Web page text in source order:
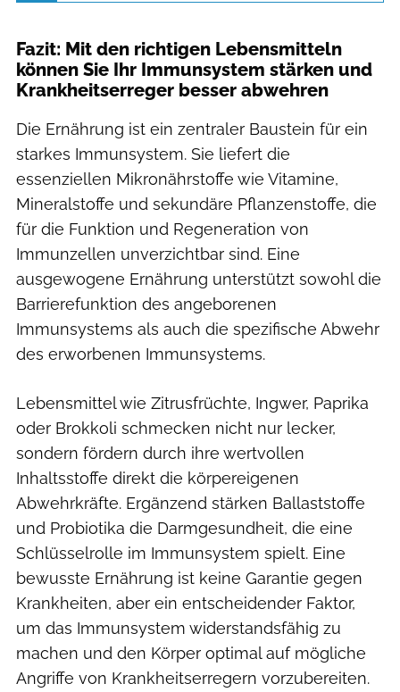
Fazit: Mit den richtigen Lebensmitteln
können Sie Ihr Immunsystem stärken und
Krankheitserreger besser abwehren
Die Ernährung ist ein zentraler Baustein für ein
starkes Immunsystem. Sie liefert die
essenziellen Mikronährstoffe wie Vitamine,
Mineralstoffe und sekundäre Pflanzenstoffe, die
für die Funktion und Regeneration von
Immunzellen unverzichtbar sind. Eine
ausgewogene Ernährung unterstützt sowohl die
Barrierefunktion des angeborenen
Immunsystems als auch die spezifische Abwehr
des erworbenen Immunsystems.
Lebensmittel wie Zitrusfrüchte, Ingwer, Paprika
oder Brokkoli schmecken nicht nur lecker,
sondern fördern durch ihre wertvollen
Inhaltsstoffe direkt die körpereigenen
Abwehrkräfte. Ergänzend stärken Ballaststoffe
und Probiotika die Darmgesundheit, die eine
Schlüsselrolle im Immunsystem spielt. Eine
bewusste Ernährung ist keine Garantie gegen
Krankheiten, aber ein entscheidender Faktor,
um das Immunsystem widerstandsfähig zu
machen und den Körper optimal auf mögliche
Angriffe von Krankheitserregern vorzubereiten.